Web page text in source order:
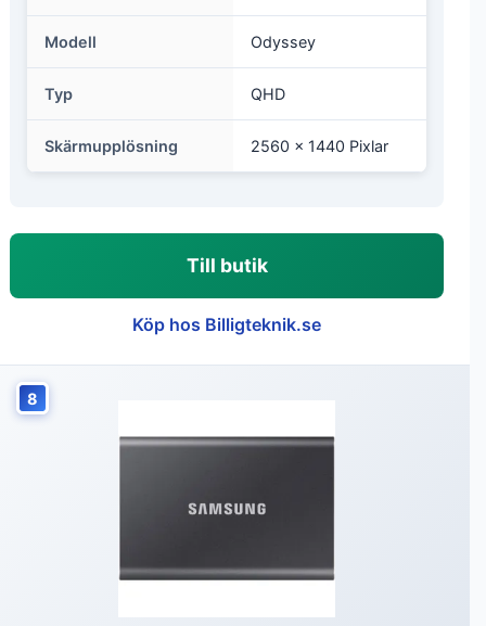
Modell Odyssey
Typ QHD
Skärmupplösning 2560 x 1440 Pixlar
Till butik
Köp hos Billigteknik.se
8